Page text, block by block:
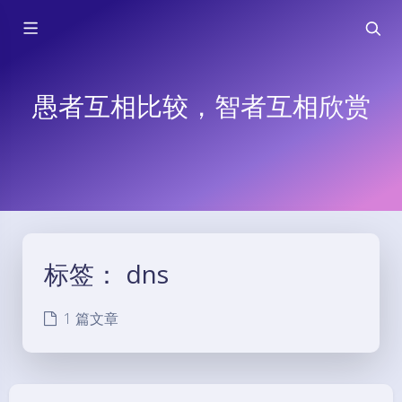
愚者互相比较，智者互相欣赏
标签： dns
1 篇文章